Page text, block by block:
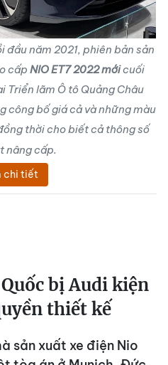
năm 2021, phiên bản sản
cấp NIO ET7 2022 mớicuối
Triển lãm Ô tô Quảng Châu
công bố giá cả và những màu
thời cho biết cả thông số
nâng cấp.
chi tiết
bị Audi kiện
thiết kế
sản xuất xe điện Nio